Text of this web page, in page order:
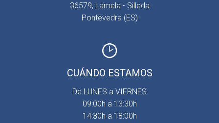
36579, Lamela - Silleda
Pontevedra (ES)
CUÁNDO ESTAMOS
De LUNES a VIERNES
09:00h a 13:30h
14:30h a 18:00h